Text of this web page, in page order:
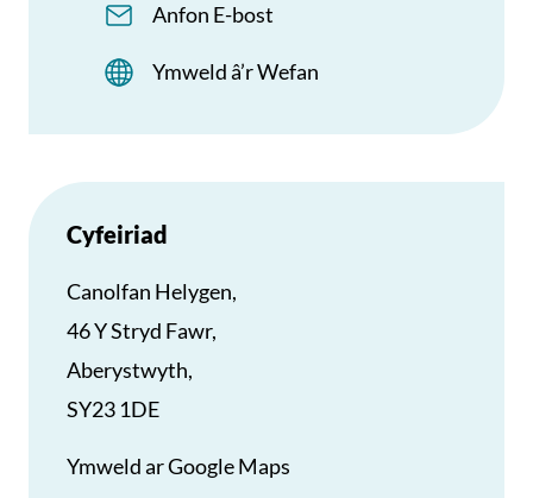
Anfon E-bost
Ymweld â’r Wefan
Cyfeiriad
Canolfan Helygen,
46 Y Stryd Fawr,
Aberystwyth,
SY23 1DE
Ymweld ar Google Maps